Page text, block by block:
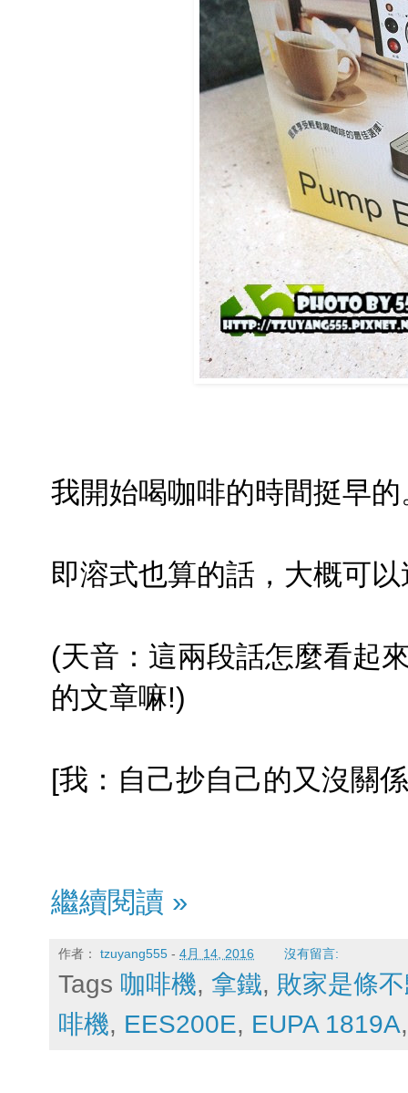
我開始喝咖啡的時間挺早的
即溶式也算的話，大概可
(天音：這兩段話怎麼看起
的文章嘛!)
[我：自己抄自己的又沒關
繼續閱讀 »
作者： tzuyang555 - 4月 14, 2016 沒有留言:
Tags 咖啡機, 拿鐵, 敗家是條
啡機, EES200E, EUPA 1819A